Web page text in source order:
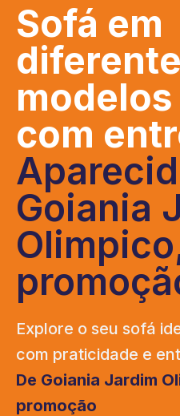
Sofá em
com
Goiania
Explore o seu sofá
com praticidade e
De Goiania Jardim
promoção